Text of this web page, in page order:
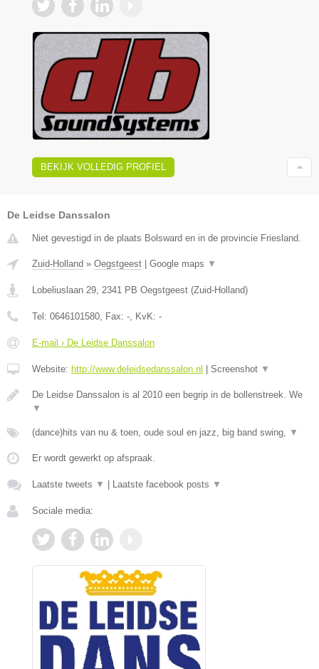
BEKIJK VOLLEDIG PROFIEL
De Leidse Danssalon
Niet gevestigd in de plaats Bolsward en in de provincie Friesland.
Zuid-Holland » Oegstgeest Google maps ▼
Lobeliuslaan 29, 2341 PB Oegstgeest (Zuid-Holland)
Tel: 0646101580, Fax: -, KvK: -
E-mail › De Leidse Danssalon
Website: http://www.deleidsedanssalon.nl Screenshot ▼
De Leidse Danssalon is al 2010 een begrip in de bollenstreek. We
▼
(dance)hits van nu & toen, oude soul en jazz, big band swing, ▼
Er wordt gewerkt op afspraak.
Laatste tweets ▼ Laatste facebook posts ▼
Sociale media: